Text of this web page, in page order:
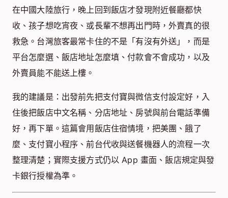
在中國大陸旅行，晚上回到飯店才發現附近餐廳都快
收、孩子想吃宵夜、或長輩不想再出門時，外賣真的很
救急。台灣旅客最常卡住的不是「有沒有外送」，而是
平台怎麼選、飯店地址怎麼填、付款會不會成功，以及
外賣員能不能送上樓。
我的建議是：出發前先把支付寶與微信支付設定好，入
住後把飯店中文名稱、分店地址、房號與前台電話準備
好，再下單。這篇會用飯店住宿情境，把美團、餓了
麼、支付寶小程序、前台代收與送餐機器人的流程一次
整理清楚；實際支援方式仍以 App 畫面、飯店規定與發
卡銀行授權為準。